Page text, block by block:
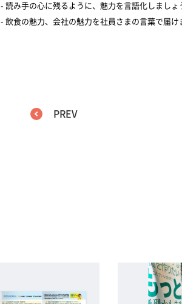
- 読み手の心に残るように、魅力を言語化しましょ
- 飲食の魅力、会社の魅力を社員さまの言葉で届け
PREV